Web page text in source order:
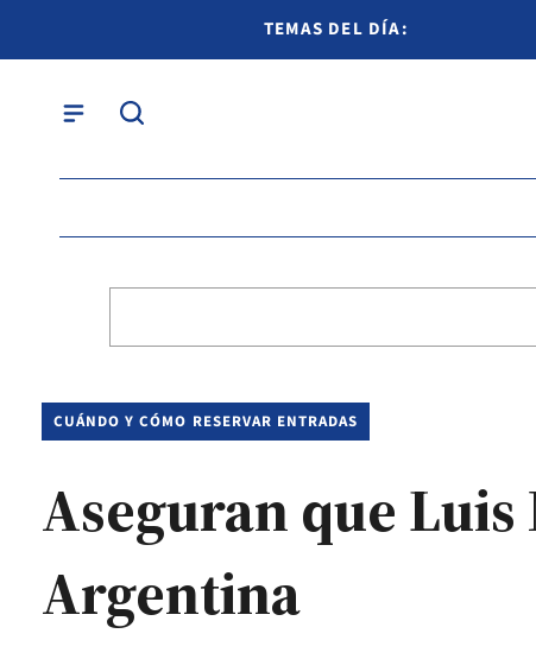
TEMAS DEL DÍA:
CUÁNDO Y CÓMO RESERVAR ENTRADAS
Aseguran que
Argentina